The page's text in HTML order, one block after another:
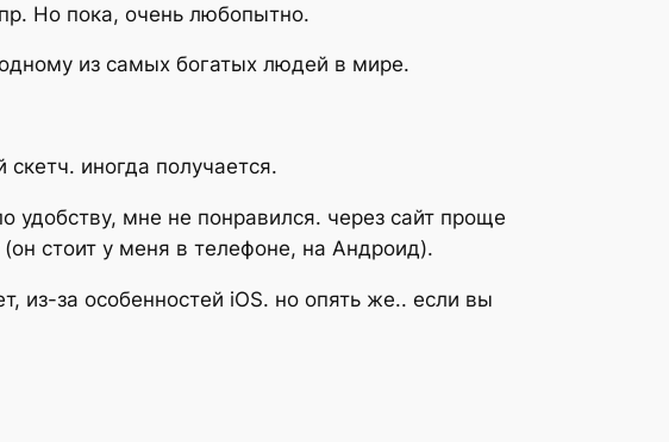
Но пока, очень любопытно.
из самых богатых людей в мире.
иногда получается.
удобству, мне не понравился. через сайт проще
стоит у меня в телефоне, на Андроид).
из-за особенностей iOS. но опять же.. если вы